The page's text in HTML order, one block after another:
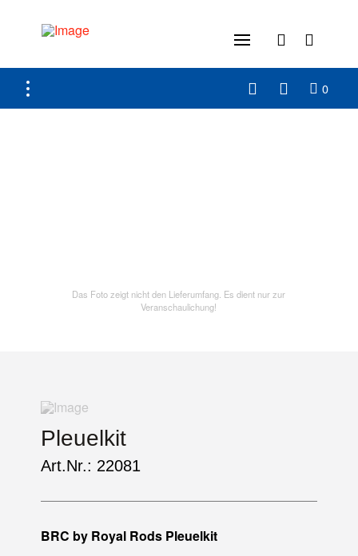
0
Das Foto zeigt nicht den Lieferumfang. Es dient nur zur
Veranschaulichung!
Pleuelkit
Art.Nr.: 22081
BRC by Royal Rods Pleuelkit